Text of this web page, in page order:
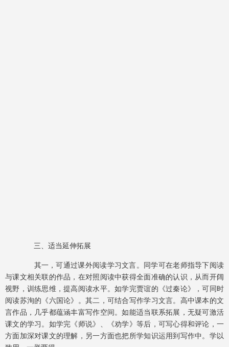
三、适当延伸拓展
其一，可通过课外阅读学习文言。同学可在老师指导下阅读
与课文相关联的作品，在对照阅读中获得全面准确的认识，从而开阔
视野，训练思维，提高阅读水平。如学完贾谊的《过秦论》，可同时
阅读苏洵的《六国论》。其二，可结合写作学习文言。高中课本的文
言作品，几乎都蕴涵丰富写作空间。如能适当联系拓展，无疑可激活
课文的学习。如学完《师说》、《劝学》等后，可写心得和评论，一
方面加深对课文的理解，另一方面也把所学知识运用到写作中。学以